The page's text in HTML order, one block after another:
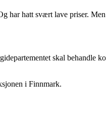
har hatt svært lave priser.
skal behandle
i Finnmark.